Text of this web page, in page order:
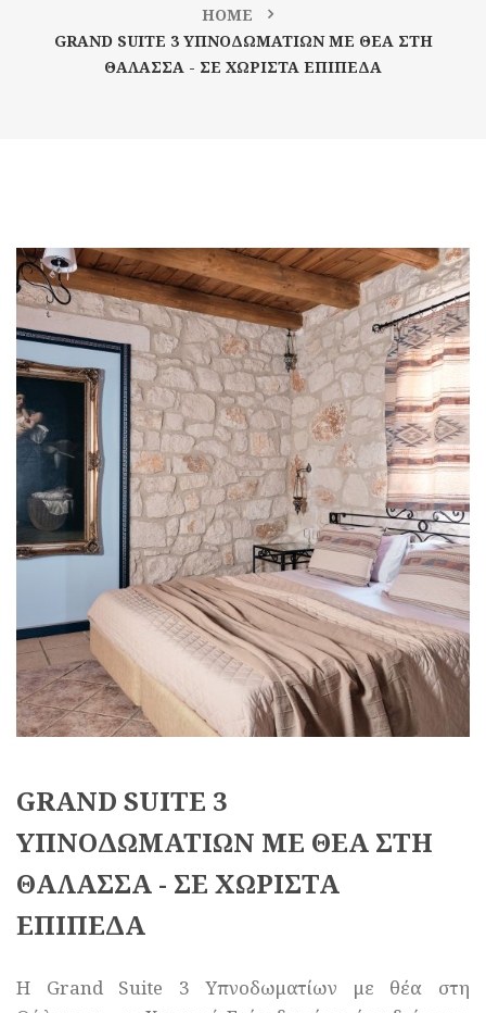
HOME
GRAND SUITE 3 ΥΠΝΟΔΩΜΑΤΙΩΝ ΜΕ ΘΕΑ ΣΤΗ
ΘΑΛΑΣΣΑ - ΣΕ ΧΩΡΙΣΤΑ ΕΠΙΠΕΔΑ
GRAND SUITE 3
ΥΠΝΟΔΩΜΑΤΙΩΝ ΜΕ ΘΕΑ ΣΤΗ
ΘΑΛΑΣΣΑ - ΣΕ ΧΩΡΙΣΤΑ
ΕΠΙΠΕΔΑ
Η Grand Suite 3 Υπνοδωματίων με θέα στη